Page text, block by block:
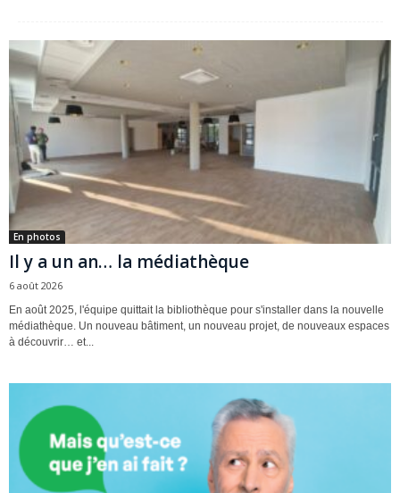
En photos
Il y a un an… la médiathèque
6 août 2026
En août 2025, l'équipe quittait la bibliothèque pour s'installer dans la nouvelle
médiathèque. Un nouveau bâtiment, un nouveau projet, de nouveaux espaces
à découvrir… et...